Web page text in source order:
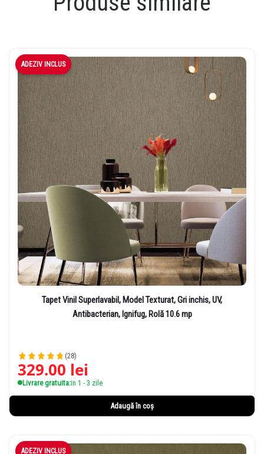
ADEZIV INCLUS
Tapet Vinil Superlavabil, Model Texturat, Gri inchis, UV,
Antibacterian, Ignifug, Rolă 10.6 mp
(28)
329.00 lei
Livrare gratuita:in 1 - 3 zile
Adaugă în coș
ADEZIV INCLUS